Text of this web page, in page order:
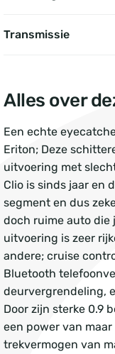
Transmissie
Alles over
Een echte
Eriton; Deze
uitvoering met
Clio is sinds jaar en
segment en dus
doch ruime auto die
uitvoering is zeer
andere; cruise
Bluetooth
deurvergrendeling,
Door zijn sterke 0.9
een power van
trekvermogen van